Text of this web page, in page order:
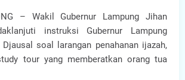
– Wakil Gubernur Lampung Jihan
instruksi Gubernur Lampung
soal larangan penahanan ijazah,
tour yang memberatkan orang tua